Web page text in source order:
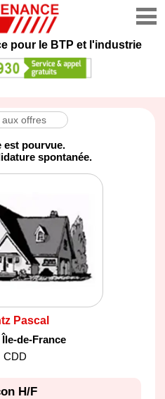
pour le BTP et l'industrie
aux offres
est pourvue.
spontanée.
Pascal
Île-de-France
CDD
H/F